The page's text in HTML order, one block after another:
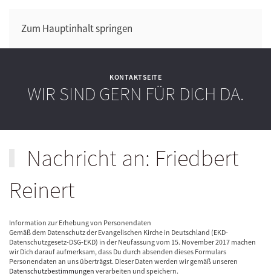
Zum Hauptinhalt springen
KONTAKTSEITE
WIR SIND GERN FÜR DICH DA.
Nachricht an: Friedbert
Reinert
Information zur Erhebung von Personendaten
Gemäß dem Datenschutz der Evangelischen Kirche in Deutschland (EKD-
Datenschutzgesetz-DSG-EKD) in der Neufassung vom 15. November 2017 machen
wir Dich darauf aufmerksam, dass Du durch absenden dieses Formulars
Personendaten an uns überträgst. Dieser Daten werden wir gemäß unseren
Datenschutzbestimmungen verarbeiten und speichern.